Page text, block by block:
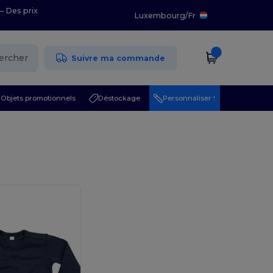
Des prix
Luxembourg/Fr
Suivre ma commande
Objets promotionnels Déstockage Personnaliser !